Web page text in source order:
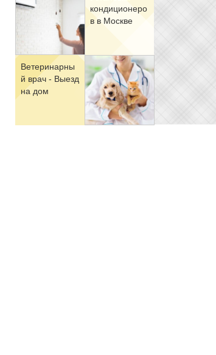
кон­ди­ци­о­не­ро
в в Москве
Ве­те­ри­нар­ны
й врач - Вы­езд
на дом